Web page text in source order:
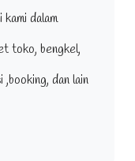
dalam
toko, bengkel,
dan lain